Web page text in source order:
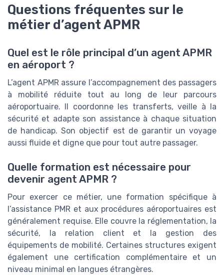
Questions fréquentes sur le
métier d’agent APMR
Quel est le rôle principal d’un agent APMR
en aéroport ?
L’agent APMR assure l’accompagnement des passagers
à mobilité réduite tout au long de leur parcours
aéroportuaire. Il coordonne les transferts, veille à la
sécurité et adapte son assistance à chaque situation
de handicap. Son objectif est de garantir un voyage
aussi fluide et digne que pour tout autre passager.
Quelle formation est nécessaire pour
devenir agent APMR ?
Pour exercer ce métier, une formation spécifique à
l’assistance PMR et aux procédures aéroportuaires est
généralement requise. Elle couvre la réglementation, la
sécurité, la relation client et la gestion des
équipements de mobilité. Certaines structures exigent
également une certification complémentaire et un
niveau minimal en langues étrangères.